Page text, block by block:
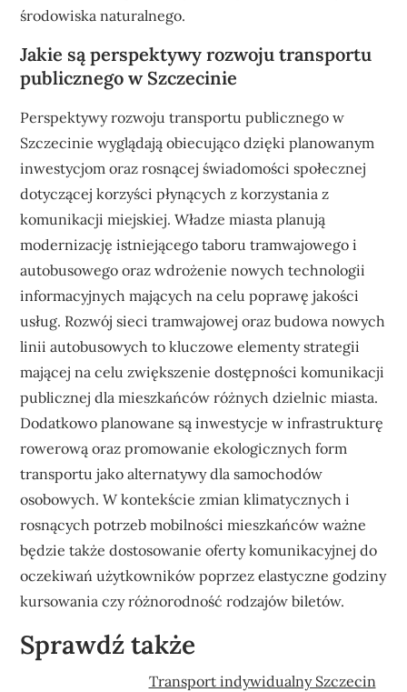
środowiska naturalnego.
Jakie są perspektywy rozwoju transportu
publicznego w Szczecinie
Perspektywy rozwoju transportu publicznego w
Szczecinie wyglądają obiecująco dzięki planowanym
inwestycjom oraz rosnącej świadomości społecznej
dotyczącej korzyści płynących z korzystania z
komunikacji miejskiej. Władze miasta planują
modernizację istniejącego taboru tramwajowego i
autobusowego oraz wdrożenie nowych technologii
informacyjnych mających na celu poprawę jakości
usług. Rozwój sieci tramwajowej oraz budowa nowych
linii autobusowych to kluczowe elementy strategii
mającej na celu zwiększenie dostępności komunikacji
publicznej dla mieszkańców różnych dzielnic miasta.
Dodatkowo planowane są inwestycje w infrastrukturę
rowerową oraz promowanie ekologicznych form
transportu jako alternatywy dla samochodów
osobowych. W kontekście zmian klimatycznych i
rosnących potrzeb mobilności mieszkańców ważne
będzie także dostosowanie oferty komunikacyjnej do
oczekiwań użytkowników poprzez elastyczne godziny
kursowania czy różnorodność rodzajów biletów.
Sprawdź także
Transport indywidualny Szczecin